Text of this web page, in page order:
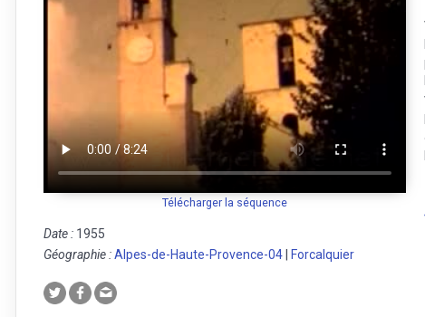
Télécharger la séquence
Date : 1955
Géographie :Alpes-de-Haute-Provence-04 Forcalquier